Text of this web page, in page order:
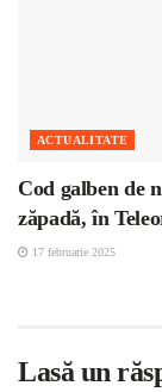
ACTUALITATE
Cod galben de
zăpadă, în
17 februarie 2025
Lasă un